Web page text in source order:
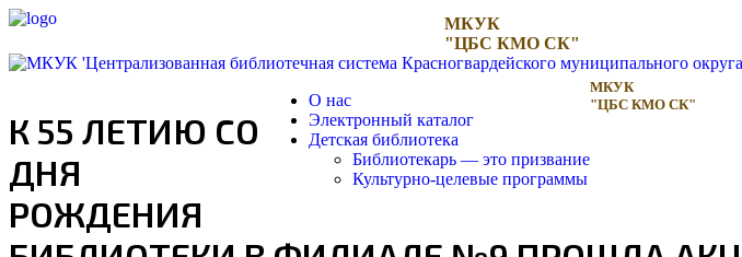
МКУК
"ЦБС КМО СК"
МКУК
"ЦБС КМО СК"
О нас
Электронный каталог
Детская библиотека
Библиотекарь — это призвание
Культурно-целевые программы
К 55 ЛЕТИЮ СО
ДНЯ
РОЖДЕНИЯ